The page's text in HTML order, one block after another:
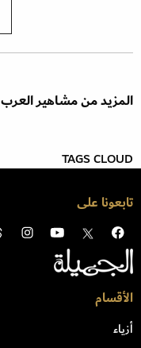
المزيد من مشاهير العرب
TAGS CLOUD
تابعونا على
الأقسام
أزياء